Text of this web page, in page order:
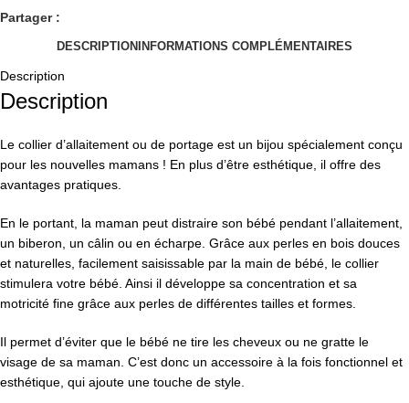
Partager :
DESCRIPTION INFORMATIONS COMPLÉMENTAIRES
Description
Description
Le collier d’allaitement ou de portage est un bijou spécialement conçu
pour les nouvelles mamans ! En plus d’être esthétique, il offre des
avantages pratiques.
En le portant, la maman peut distraire son bébé pendant l’allaitement,
un biberon, un câlin ou en écharpe. Grâce aux perles en bois douces
et naturelles, facilement saisissable par la main de bébé, le collier
stimulera votre bébé. Ainsi il développe sa concentration et sa
motricité fine grâce aux perles de différentes tailles et formes.
Il permet d’éviter que le bébé ne tire les cheveux ou ne gratte le
visage de sa maman. C’est donc un accessoire à la fois fonctionnel et
esthétique, qui ajoute une touche de style.